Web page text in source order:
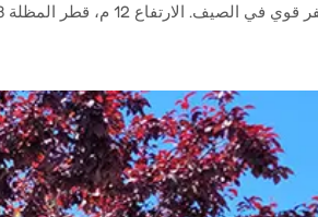
لكنها في موطنها الأصلي لا تسقط أوراقها دائماً. […]